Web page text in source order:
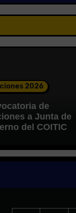
2026
de
a Junta de
del COITIC